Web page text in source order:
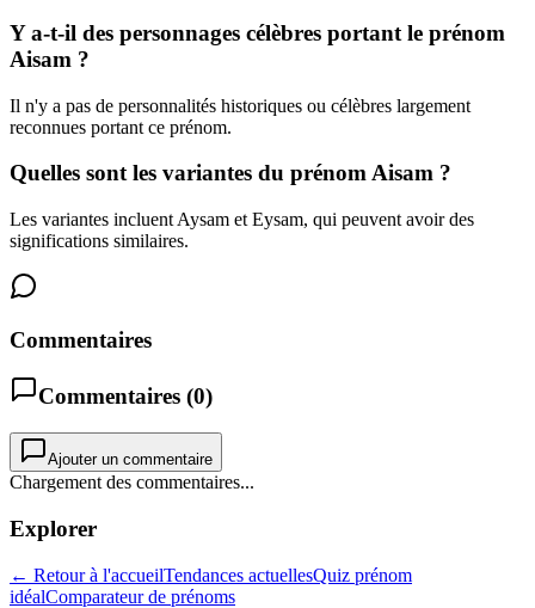
Y a-t-il des personnages célèbres portant le prénom
Aisam ?
Il n'y a pas de personnalités historiques ou célèbres largement
reconnues portant ce prénom.
Quelles sont les variantes du prénom Aisam ?
Les variantes incluent Aysam et Eysam, qui peuvent avoir des
significations similaires.
Commentaires
Commentaires (0)
Ajouter un commentaire
Chargement des commentaires...
Explorer
← Retour à l'accueilTendances actuellesQuiz prénom
idéalComparateur de prénoms